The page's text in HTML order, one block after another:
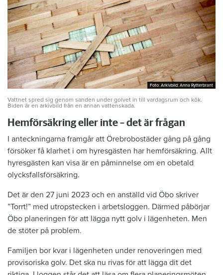
Foto: Arkivbild: Anna Rytterbrant
Foto: Arkivbild: Anna Rytterbrant
Vattnet spred sig genom sanden under golvet in till vardagsrum och kök.
Biden är en arkivbild från en annan vattenskada.
Hemförsäkring eller inte – det är frågan
I anteckningarna framgår att Örebrobostäder gång på gång
försöker få klarhet i om hyresgästen har hemförsäkring. Allt
hyresgästen kan visa är en påminnelse om en obetald
olycksfallsförsäkring.
Det är den 27 juni 2023 och en anställd vid Öbo skriver
”Torrt!” med utropstecken i arbetsloggen. Därmed påbörjar
Öbo planeringen för att lägga nytt golv i lägenheten. Men
de stöter på problem.
Familjen bor kvar i lägenheten under renoveringen med
provisoriska golv. Det ska nu rivas för att lägga dit det